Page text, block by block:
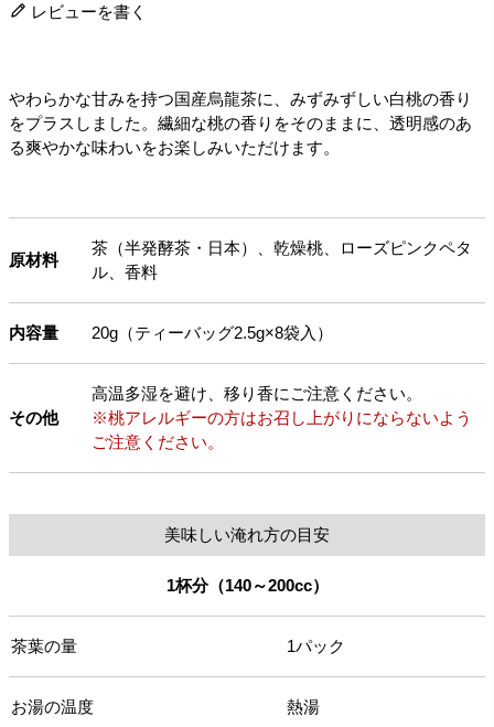
レビューを書く
やわらかな甘みを持つ国産烏龍茶に、みずみずしい白桃の香り
をプラスしました。繊細な桃の香りをそのままに、透明感のあ
る爽やかな味わいをお楽しみいただけます。
原材料
茶（半発酵茶・日本）、乾燥桃、ローズピンクペタ
ル、香料
内容量 20g（ティーバッグ2.5g×8袋入）
その他
高温多湿を避け、移り香にご注意ください。
※桃アレルギーの方はお召し上がりにならないよう
ご注意ください。
美味しい淹れ方の目安
1杯分（140～200cc）
茶葉の量 1パック
お湯の温度 熱湯